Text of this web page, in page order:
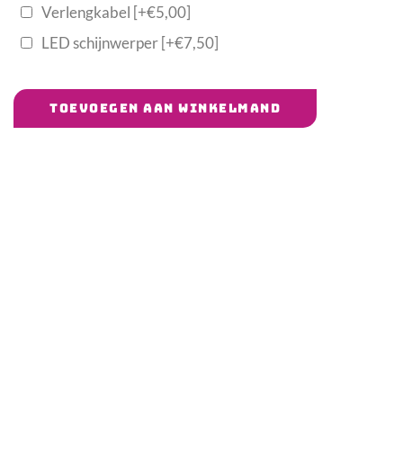
Verlengkabel [+€5,00]
LED schijnwerper [+€7,50]
TOEVOEGEN AAN WINKELMAND